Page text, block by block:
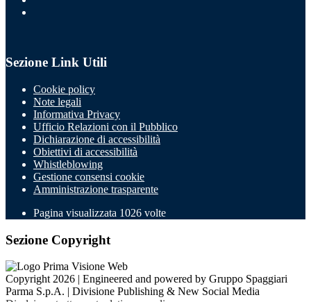
Sezione Link Utili
Cookie policy
Note legali
Informativa Privacy
Ufficio Relazioni con il Pubblico
Dichiarazione di accessibilità
Obiettivi di accessibilità
Whistleblowing
Gestione consensi cookie
Amministrazione trasparente
Pagina visualizzata 1026 volte
Sezione Copyright
Copyright 2026 | Engineered and powered by Gruppo Spaggiari
Parma S.p.A. | Divisione Publishing & New Social Media